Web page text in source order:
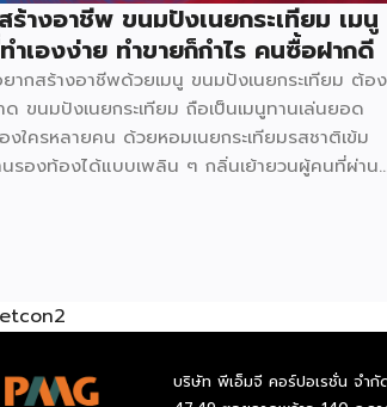
ร้างอาชีพ ขนมปังเนยกระเทียม เมนู
ำเองง่าย ทำขายก็กำไร คนซื้อฝากดี
ากสร้างอาชีพด้วยเมนู ขนมปังเนยกระเทียม ต้อง
ขนมปังเนยกระเทียม ถือเป็นเมนูทานเล่นยอด
งใครหลายคน ด้วยหอมเนยกระเทียมรสชาติเข้ม
รองท้องได้แบบเพลิน ๆ กลิ่นเย้ายวนผู้คนที่ผ่าน
ก. 105 บาท อุปกรณ์ที่จำเป็น มีดหั่นขนมปัง
ท ถาดอบเล็ก 60 บาท เตาอบเล็ก 1,200 บาท ถุง
บริษัท พีเอ็มจี คอร์ปอเรชั่น จำกั